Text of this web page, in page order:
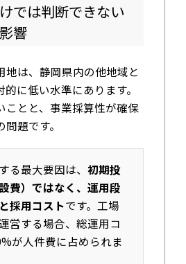
では判断できない
響
地は、静岡県内の他地域と
に低い水準にあります。
ことと、事業採算性が確保
題です。
る最大要因は、 初期投
費）ではなく、運用段
採用コストです。工場
営する場合、総運用コ
が人件費に占められま